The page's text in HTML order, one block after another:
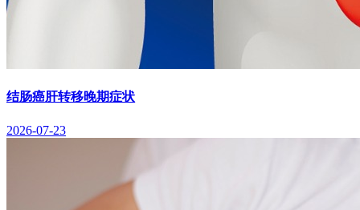
结肠癌肝转移晚期症状
2026-07-23